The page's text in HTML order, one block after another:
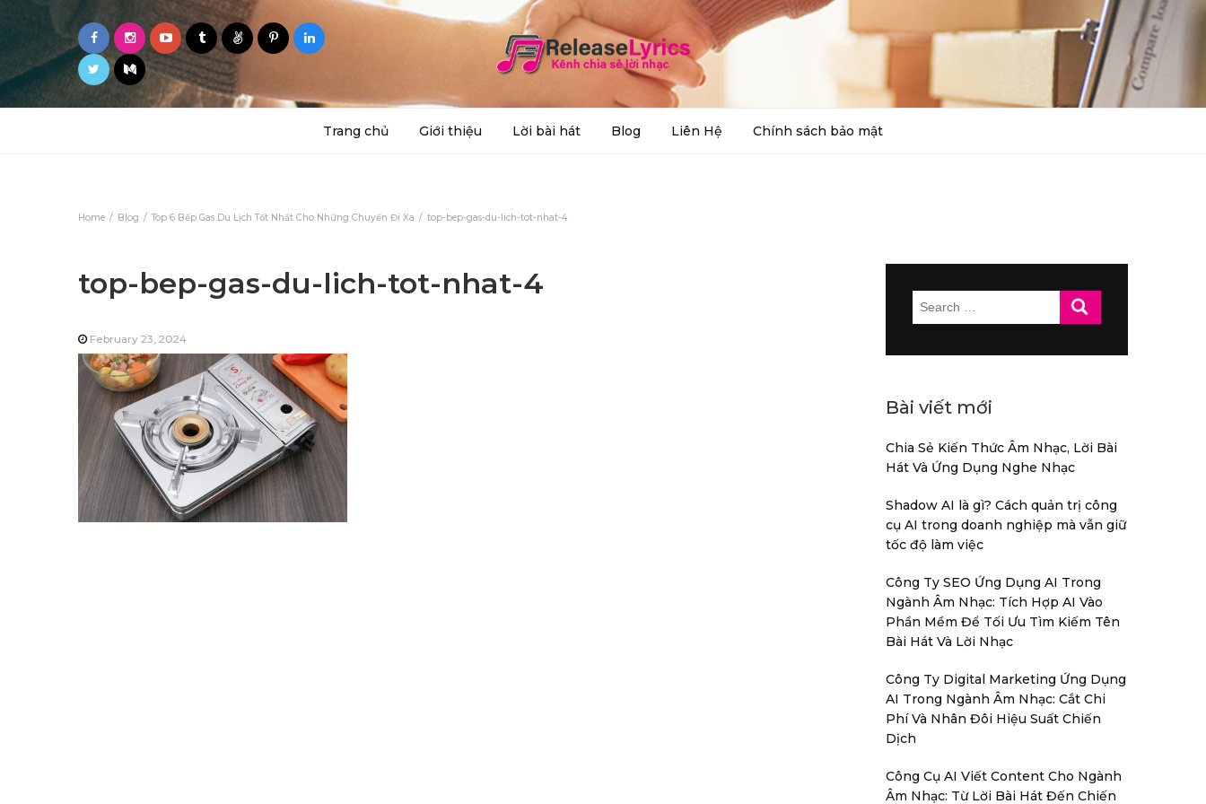
Trang chủ Giới thiệu Lời bài hát Blog Liên Hệ Chính sách bảo mật
Home Blog Top 6 Bếp Gas Du Lịch Tốt Nhất Cho Những Chuyến Đi Xa top-bep-gas-du-lich-tot-nhat-4
top-bep-gas-du-lich-tot-nhat-4
February 23, 2024
Search
for:
Bài viết mới
Chia Sẻ Kiến Thức Âm Nhạc, Lời Bài
Hát Và Ứng Dụng Nghe Nhạc
Shadow AI là gì? Cách quản trị công
cụ AI trong doanh nghiệp mà vẫn giữ
tốc độ làm việc
Công Ty SEO Ứng Dụng AI Trong
Ngành Âm Nhạc: Tích Hợp AI Vào
Phần Mềm Để Tối Ưu Tìm Kiếm Tên
Bài Hát Và Lời Nhạc
Công Ty Digital Marketing Ứng Dụng
AI Trong Ngành Âm Nhạc: Cắt Chi
Phí Và Nhân Đôi Hiệu Suất Chiến
Dịch
Công Cụ AI Viết Content Cho Ngành
Âm Nhạc: Từ Lời Bài Hát Đến Chiến